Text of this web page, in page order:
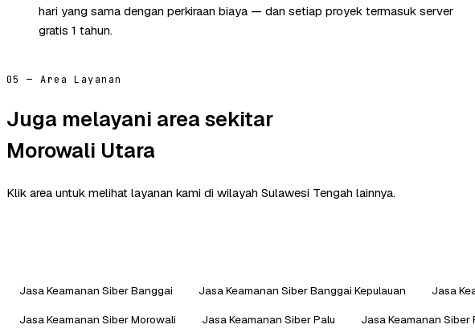
hari yang sama dengan perkiraan biaya — dan setiap proyek termasuk server
gratis 1 tahun.
05 — Area Layanan
Juga melayani area sekitar
Morowali Utara
Klik area untuk melihat layanan kami di wilayah Sulawesi Tengah lainnya.
Jasa Keamanan Siber Banggai Jasa Keamanan Siber Banggai Kepulauan Jasa
Jasa Keamanan Siber Morowali
Jasa Keamanan Siber Palu Jasa Keamanan Siber